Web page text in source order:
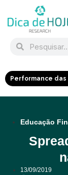
Performance
Educação
13/09/2019